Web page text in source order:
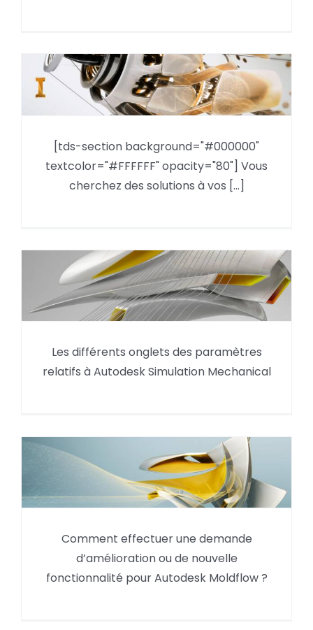
Les nouveautés Inventor 2015
[tds-section background="#000000"
textcolor="#FFFFFF" opacity="80"] Vous
cherchez des solutions à vos [...]
des paramètres Simulation
Mechanical : informations
Les différents onglets des paramètres
relatifs à Autodesk Simulation Mechanical
demande d’amélioration ou de
nouvelle fonctionnalité pour
Autodesk Moldflow ?
Comment effectuer une demande
d’amélioration ou de nouvelle
fonctionnalité pour Autodesk Moldflow ?